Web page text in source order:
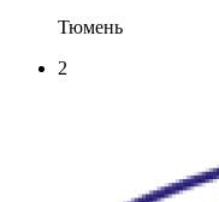
Тюмень
2